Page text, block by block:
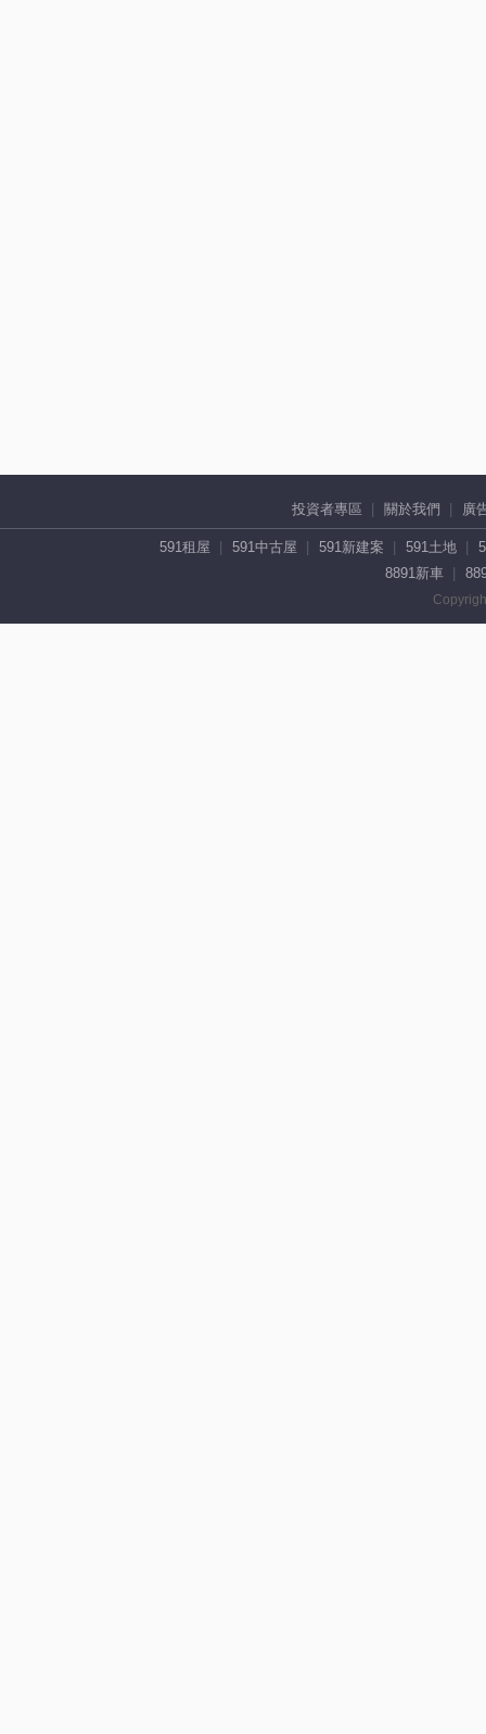
投資者專區 關於我們 廣
591租屋 591中古屋 591新建案 591土地
8891新車